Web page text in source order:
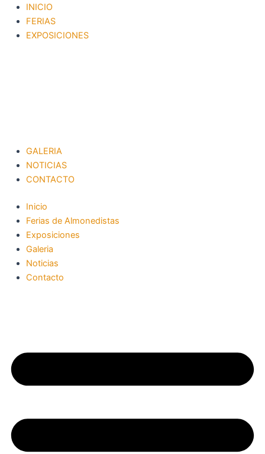
contenido
INICIO
FERIAS
EXPOSICIONES
GALERIA
NOTICIAS
CONTACTO
Inicio
Ferias de Almonedistas
Exposiciones
Galeria
Noticias
Contacto